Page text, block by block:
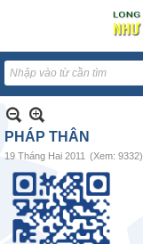
PHÁP THÂN
19 Tháng Hai 2011 (Xem: 9332)